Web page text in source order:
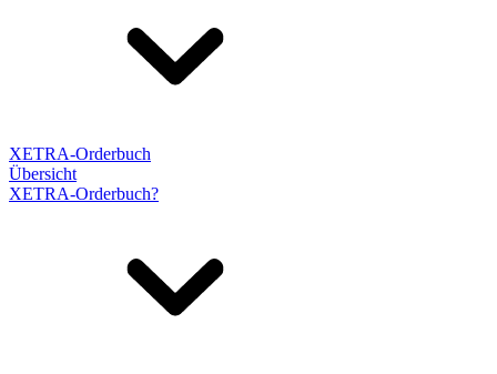
XETRA-Orderbuch
Übersicht
XETRA-Orderbuch?